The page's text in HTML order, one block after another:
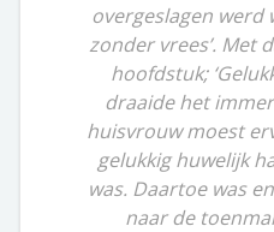
overgeslagen werd
zonder vrees’. Met
hoofdstuk;
draaide het
huisvrouw moest
gelukkig huwelijk
was. Daartoe was
naar de